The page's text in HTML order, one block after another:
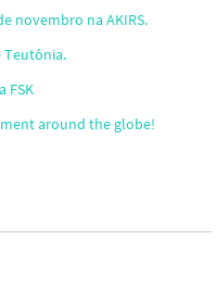
novembro na AKIRS.
Teutônia.
FSK
around the globe!